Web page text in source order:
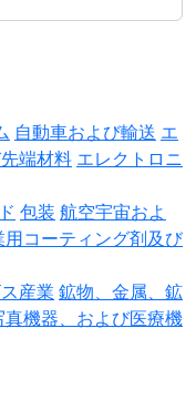
自動車および輸送 エ
端材料 エレクトロニ
包装 航空宇宙およ
用コーティング剤及び
産業 鉱物、金属、鉱
機器、および医療機